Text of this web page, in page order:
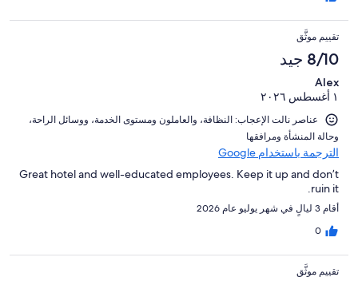
تقييم موثَّق
8/10 جيد
Alex
١ أغسطس ٢٠٢٦
عناصر نالت الإعجاب: ⁦النظافة⁩، و⁦العاملون ومستوى الخدمة⁩، و⁦وسائل الراحة⁩،
و⁦حالة المنشأة ومرافقها⁩
الترجمة باستخدام Google
Great hotel and well-educated employees. Keep it up and don’t
ruin it.
أقام 3 ليالٍ في شهر يوليو عام 2026
0
تقييم موثَّق